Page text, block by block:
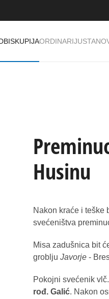
ORDINARIJ
Husinu
Nakon kraće i teške
svećeništva
Misa zadušnica bit
groblju Javorje-
Pokojni svećenik
rođ. Galić. Nakon